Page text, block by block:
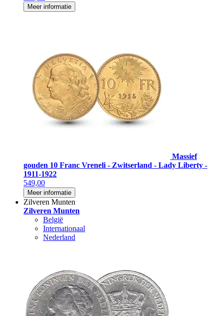
Meer informatie
Massief
gouden 10 Franc Vreneli - Zwitserland - Lady Liberty -
1911-1922
549,00
Meer informatie
Zilveren Munten
Zilveren Munten
België
Internationaal
Nederland